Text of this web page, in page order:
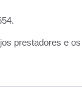
prestadores e